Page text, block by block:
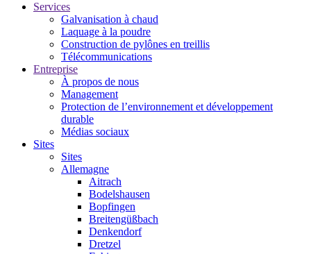
Services
Galvanisation à chaud
Laquage à la poudre
Construction de pylônes en treillis
Télécommunications
Entreprise
À propos de nous
Management
Protection de l’environnement et développement
durable
Médias sociaux
Sites
Sites
Allemagne
Aitrach
Bodelshausen
Bopfingen
Breitengüßbach
Denkendorf
Dretzel